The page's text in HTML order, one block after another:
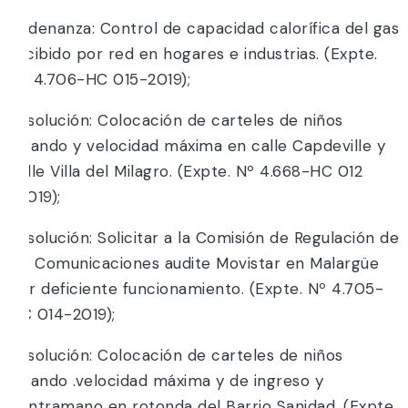
Ordenanza: Control de capacidad calorífica del gas
recibido por red en hogares e industrias. (Expte.
Nº 4.706-HC 015-2019);
Resolución: Colocación de carteles de niños
jugando y velocidad máxima en calle Capdeville y
calle Villa del Milagro. (Expte. Nº 4.668-HC 012
-2019);
Resolución: Solicitar a la Comisión de Regulación de
las Comunicaciones audite Movistar en Malargüe
por deficiente funcionamiento. (Expte. Nº 4.705-
HC 014-2019);
Resolución: Colocación de carteles de niños
jugando .velocidad máxima y de ingreso y